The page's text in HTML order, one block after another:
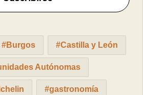
Burgos Castilla y León
Autónomas
gastronomía